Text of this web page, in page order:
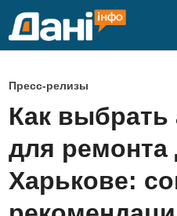
О
п
у
б
л
и
Пресс-релизы
Как выбрать
для
Харькове: